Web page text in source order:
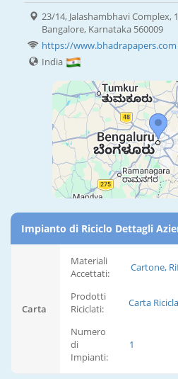
23/14, Jalashambhavi Complex,
Bangalore, Karnataka 560009
https://www.bhadrapapers.com
India
Impianto di Riciclo Dettagli
Carta
Materiali
Accettati:
Cartone,
Prodotti
Riciclati:
Carta
Numero
di
Impianti:
1